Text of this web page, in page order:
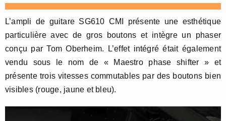
L’ampli de guitare SG610 CMI présente une esthétique
particulière avec de gros boutons et intègre un phaser
conçu par Tom Oberheim. L’effet intégré était également
vendu sous le nom de « Maestro phase shifter » et
présente trois vitesses commutables par des boutons bien
visibles (rouge, jaune et bleu).